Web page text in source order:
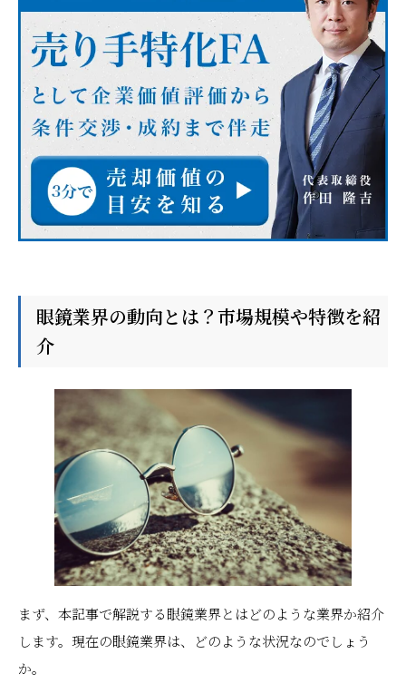
眼鏡業界の動向とは？市場規模や特徴を紹
介
まず、本記事で解説する眼鏡業界とはどのような業界か紹介
します。現在の眼鏡業界は、どのような状況なのでしょう
か。